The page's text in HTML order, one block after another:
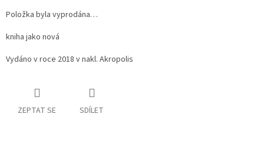
Položka byla vyprodána…
kniha jako nová
Vydáno v roce 2018 v nakl. Akropolis
ZEPTAT SE SDÍLET